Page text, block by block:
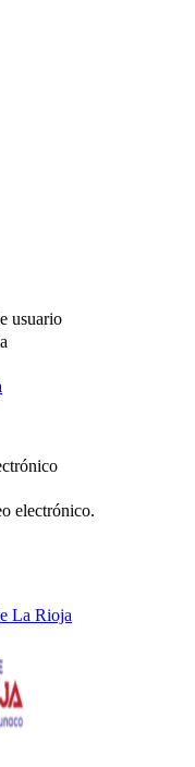
usuario
electrónico.
La Rioja